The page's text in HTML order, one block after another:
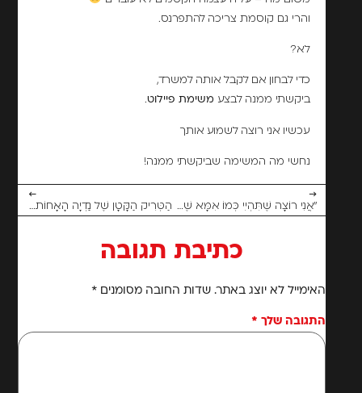
והרי גם קוסמת צריכה להתפרנס.
לא?
כדי לבחון אם לקבל אותה למשרד,
ביקשתי ממנה לבצע משימת פיילוט.
עכשיו אני רוצה לשמוע אותך
נחשי מה המשימה שביקשתי ממנה!
→
"אֲנִי רוֹצָה שֶׁתִּהְיִי כְּמוֹ אִמָּא שֶׁלִּי." בִּקְּשָׁה הַלָּקוֹחָה
←
הַטְּרִיק הַקָּטָן שֶׁל נַדְיָה הָאָחוֹת מִטִּפַּת חָלָב
כתיבת תגובה
האימייל לא יוצג באתר. שדות החובה מסומנים *
התגובה שלך *